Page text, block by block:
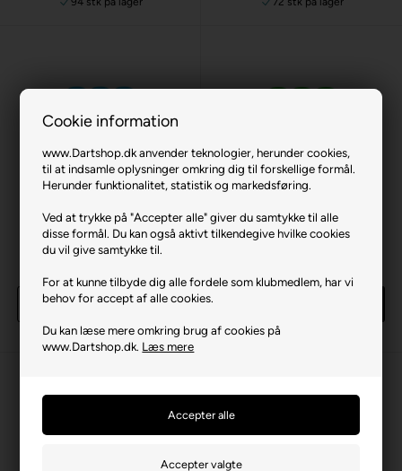
Cookie information
www.Dartshop.dk anvender teknologier, herunder cookies,
til at indsamle oplysninger omkring dig til forskellige formål.
Herunder funktionalitet, statistik og markedsføring.
Ved at trykke på "Accepter alle" giver du samtykke til alle
disse formål. Du kan også aktivt tilkendegive hvilke cookies
du vil give samtykke til.
For at kunne tilbyde dig alle fordele som klubmedlem, har vi
behov for accept af alle cookies.
Du kan læse mere omkring brug af cookies på
www.Dartshop.dk. Læs mere
XQMax Flight Skåner
Aluminium (blå)
Laveste stykpris: 8,00 DKK
10,00 DKK
Køb
92 sæt på lager
XQMax Flight Skåner
Aluminium (grøn)
10,00 DKK
116 sæt